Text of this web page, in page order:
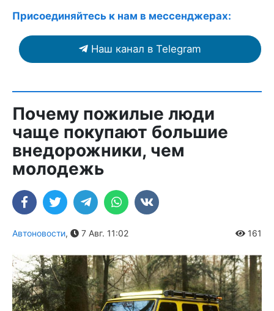
Присоединяйтесь к нам в мессенджерах:
Наш канал в Telegram
Почему пожилые люди
чаще покупают большие
внедорожники, чем
молодежь
Автоновости, 7 Авг. 11:02 161